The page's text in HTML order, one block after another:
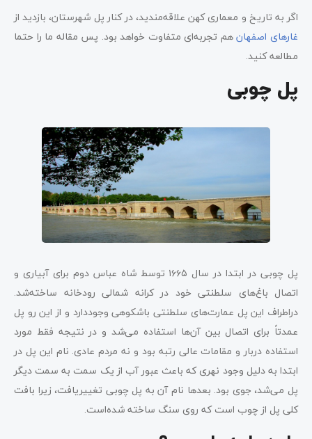
اگر به تاریخ و معماری کهن علاقه‌مندید، در کنار پل شهرستان، بازدید از
غارهای اصفهانهم تجربه‌ای متفاوت خواهد بود. پس مقاله ما را حتما
مطالعه کنید.
پل چوبی
پل چوبی در ابتدا در سال ۱۶۶۵ توسط شاه عباس دوم برای آبیاری و
اتصال باغ‌های سلطنتی خود در کرانه شمالی رودخانه ساخته‌شد.
دراطراف این پل عمارت‌های سلطنتی باشکوهی وجود‌دارد و از این رو پل
عمدتاً برای اتصال بین آن‌ها استفاده می‌شد و در نتیجه فقط مورد
استفاده دربار و مقامات عالی رتبه بود و نه مردم عادی. نام این پل در
ابتدا به دلیل وجود نهری که باعث عبور آب از یک سمت به سمت دیگر
پل می‌شد، جوی بود. بعدها نام آن به پل چوبی تغییریافت، زیرا بافت
کلی پل از چوب است که روی سنگ ساخته شده‌است.